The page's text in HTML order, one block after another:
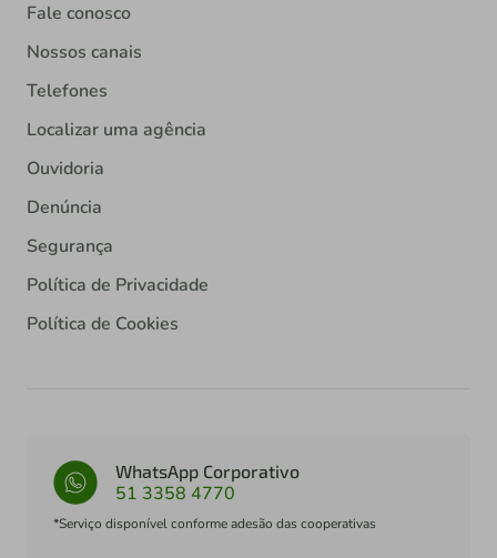
Fale conosco
Nossos canais
Telefones
Localizar uma agência
Ouvidoria
Denúncia
Segurança
Política de Privacidade
Política de Cookies
WhatsApp Corporativo
51 3358 4770
*Serviço disponível conforme adesão das cooperativas